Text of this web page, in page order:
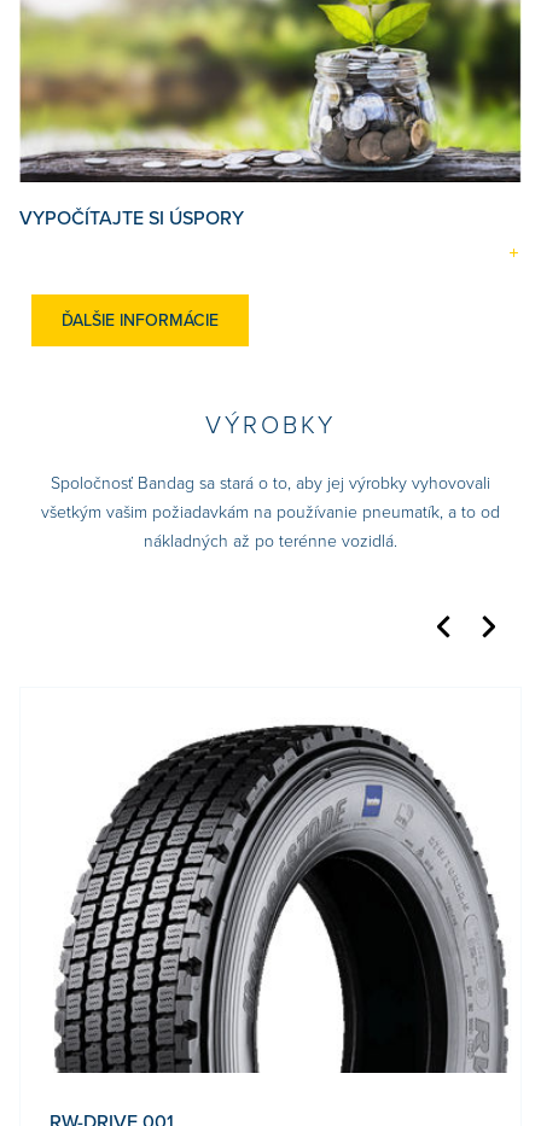
VYPOČÍTAJTE SI ÚSPORY
ĎALŠIE INFORMÁCIE
VÝROBKY
Spoločnosť Bandag sa stará o to, aby jej výrobky vyhovovali
všetkým vašim požiadavkám na používanie pneumatík, a to od
nákladných až po terénne vozidlá.